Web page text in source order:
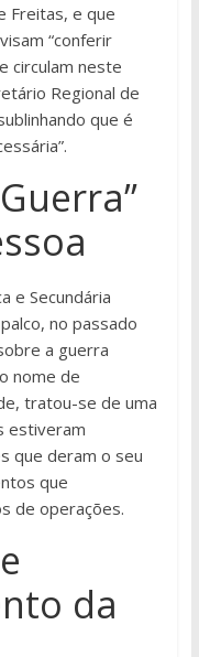
Freitas, e que
“conferir
circulam neste
Regional de
que é
e Secundária
no passado
a guerra
nome de
tratou-se de uma
estiveram
que deram o seu
que
de operações.
da